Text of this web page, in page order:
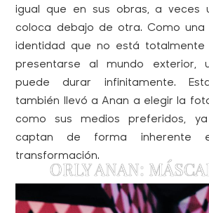
ORLY ANAN:
igual que en sus obras, a veces
coloca debajo de otra. Como
identidad que no está totalmente
presentarse al mundo exterior,
puede durar infinitamente.
también llevó a Anan a elegir la
como sus medios preferidos,
captan de forma inherente
transformación.